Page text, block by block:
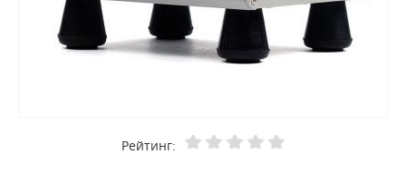
Рейтинг: